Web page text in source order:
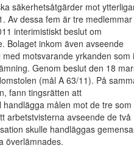
säkerhetsåtgärder mot
Av dessa fem är tre
interimistiskt beslut om
Bolaget inkom även avseende
motsvarande yrkanden som i
Genom beslut den 18
(mål A 63/11). På
fann tingsrätten att
målen mot de tre som
arbetstvisterna avseende de två
skulle handläggas
överlämnades.